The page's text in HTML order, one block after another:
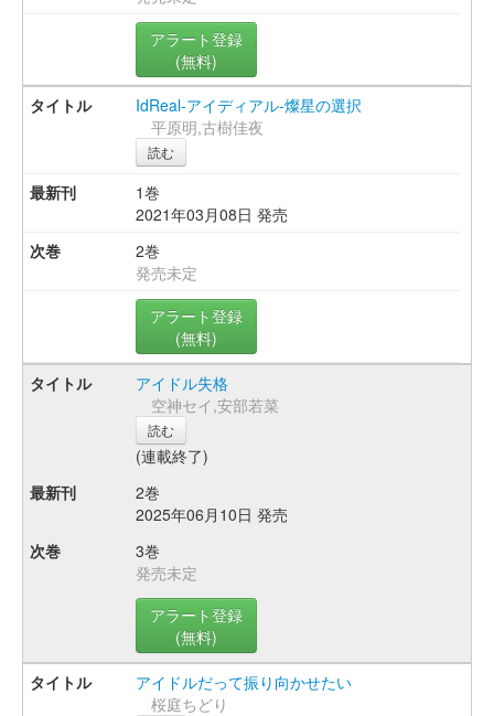
アラート登録
(無料)
IdReal-アイディアル-燦星の選択
平原明,古樹佳夜
読む
1巻
2021年03月08日 発売
2巻
発売未定
アラート登録
(無料)
アイドル失格
空神セイ,安部若菜
読む
(連載終了)
2巻
2025年06月10日 発売
3巻
発売未定
アラート登録
(無料)
アイドルだって振り向かせたい
桜庭ちどり